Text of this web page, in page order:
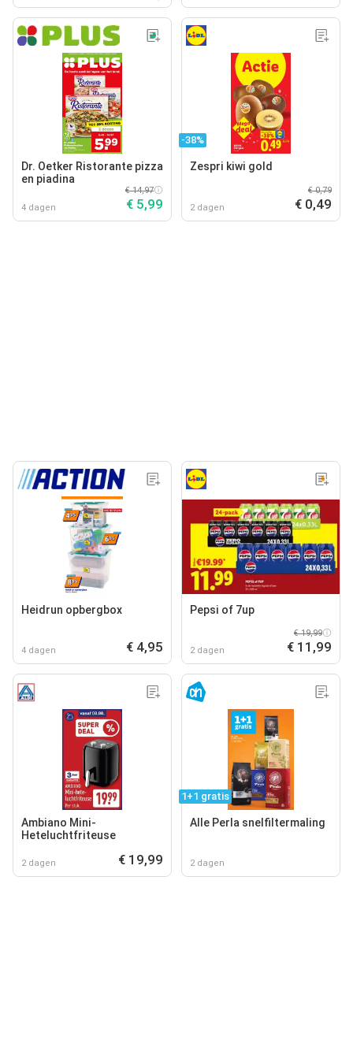
Dr. Oetker Ristorante pizza
en piadina
4 dagen
€ 14,97
€ 5,99
-38%
Zespri kiwi gold
2 dagen
€ 0,79
€ 0,49
Heidrun opbergbox
4 dagen € 4,95
Pepsi of 7up
2 dagen
€ 19,99
€ 11,99
Ambiano Mini-
Heteluchtfriteuse
2 dagen € 19,99
1+1 gratis
Alle Perla snelfiltermaling
2 dagen